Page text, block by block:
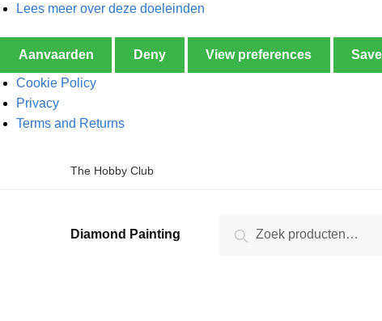
Lees meer over deze doeleinden
Aanvaarden Deny View preferences
Cookie Policy
Privacy
Terms and Returns
The Hobby Club
Diamond Painting Zoeken